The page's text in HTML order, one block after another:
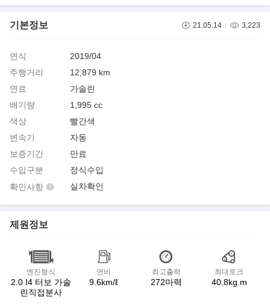
기본정보 21.05.14 3,223
연식
2019/04
주행거리
12,879 km
연료
가솔린
배기량
1,995 cc
색상
빨간색
변속기
자동
보증기간
만료
수입구분
정식수입
확인사항
실차확인
제원정보
엔진형식
2.0 I4 터보 가솔
린직접분사
연비
9.6km/ℓ
최고출력
272마력
최대토크
40.8kg.m